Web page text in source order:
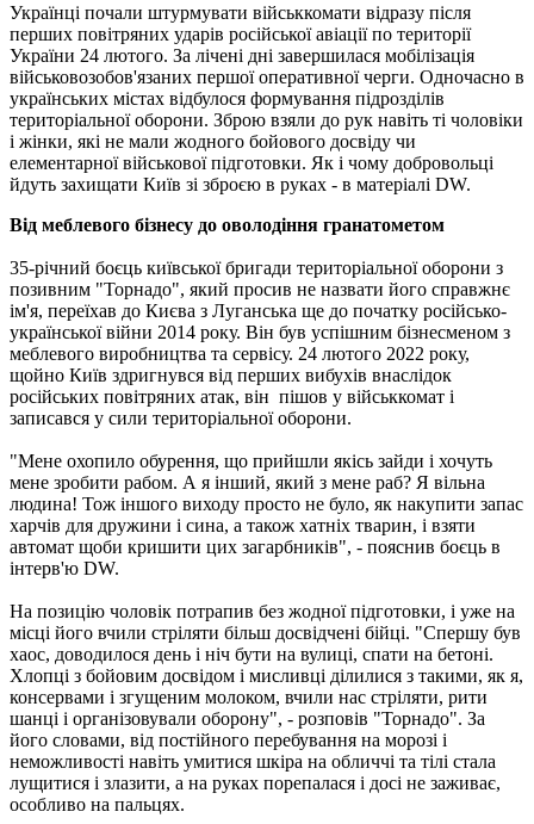
Українці почали штурмувати військкомати відразу після
перших повітряних ударів російської авіації по території
України 24 лютого. За лічені дні завершилася мобілізація
військовозобов'язаних першої оперативної черги. Одночасно в
українських містах відбулося формування підрозділів
територіальної оборони. Зброю взяли до рук навіть ті чоловіки
і жінки, які не мали жодного бойового досвіду чи
елементарної військової підготовки. Як і чому добровольці
йдуть захищати Київ зі зброєю в руках - в матеріалі DW.
Від меблевого бізнесу до оволодіння гранатометом
35-річний боєць київської бригади територіальної оборони з
позивним "Торнадо", який просив не назвати його справжнє
ім'я, переїхав до Києва з Луганська ще до початку російсько-
української війни 2014 року. Він був успішним бізнесменом з
меблевого виробництва та сервісу. 24 лютого 2022 року,
щойно Київ здригнувся від перших вибухів внаслідок
російських повітряних атак, він пішов у військкомат і
записався у сили територіальної оборони.
"Мене охопило обурення, що прийшли якісь зайди і хочуть
мене зробити рабом. А я інший, який з мене раб? Я вільна
людина! Тож іншого виходу просто не було, як накупити запас
харчів для дружини і сина, а також хатніх тварин, і взяти
автомат щоби кришити цих загарбників", - пояснив боєць в
інтерв'ю DW.
На позицію чоловік потрапив без жодної підготовки, і уже на
місці його вчили стріляти більш досвідчені бійці. "Спершу був
хаос, доводилося день і ніч бути на вулиці, спати на бетоні.
Хлопці з бойовим досвідом і мисливці ділилися з такими, як я,
консервами і згущеним молоком, вчили нас стріляти, рити
шанці і організовували оборону", - розповів "Торнадо". За
його словами, від постійного перебування на морозі і
неможливості навіть умитися шкіра на обличчі та тілі стала
лущитися і злазити, а на руках порепалася і досі не заживає,
особливо на пальцях.